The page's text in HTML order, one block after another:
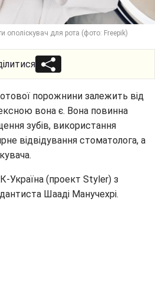
ополіскувач для рота (фото: Freepik)
порожнини залежить від
вона є. Вона повинна
зубів, використання
відвідування стоматолога, а
Україна (проект Styler) з
дантиста Шааді Манучехрі.